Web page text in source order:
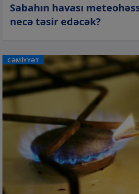
Sabahın havası
necə təsir edəcək?
CƏMİYYƏT